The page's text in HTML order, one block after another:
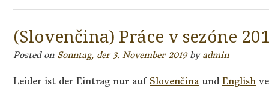
(Slovenčina) Práce v sezóne
Posted on Sonntag, der 3. November 2019by admin
Leider ist der Eintrag nur auf Slovenčina und English